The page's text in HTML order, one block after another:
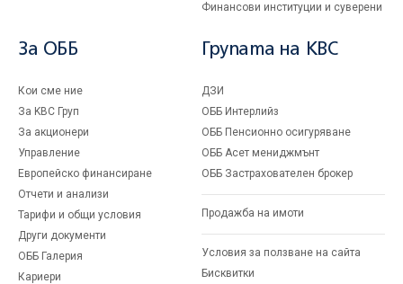
Финансови институции и суверени
За ОББ
Кои сме ние
За KBC Груп
За акционери
Управление
Европейско финансиране
Отчети и анализи
Тарифи и общи условия
Други документи
ОББ Галерия
Кариери
Групата на KBC
ДЗИ
ОББ Интерлийз
ОББ Пенсионно осигуряване
ОББ Асет мениджмънт
ОББ Застрахователен брокер
Продажба на имоти
Условия за ползване на сайта
Бисквитки